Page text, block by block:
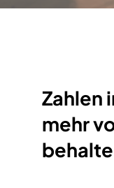
Zahlen
mehr